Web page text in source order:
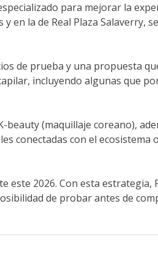
para mejorar la
en la de Real Plaza Salaverry,
de prueba y una propuesta
incluyendo algunas que
beauty (maquillaje coreano),
conectadas con el ecosistema
2026. Con esta estrategia,
de probar antes de